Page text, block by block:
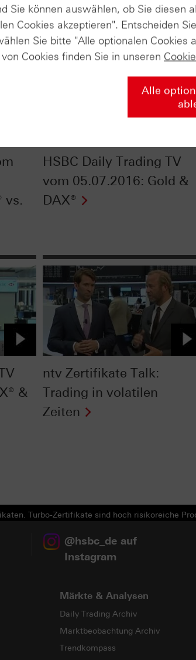
vs.
HSBC Daily Trading TV
vom 05.07.2016: Gold &
DAX®
&
ntv Zertifikate Talk:
Trading in volatilen
Zeiten
Turbo-Zertifikate sind hoch risikoreiche
@hsbc_de auf
Instagram
Märkte & Analysen
Daily Trading Archiv
Marktbeobachtung Archiv
Trendkompass
Sie können auswählen, ob Sie diesen
Cookies akzeptieren". Entscheiden
Sie bitte "Alle optionalen Cookies
Cookies finden Sie in unseren
Alle